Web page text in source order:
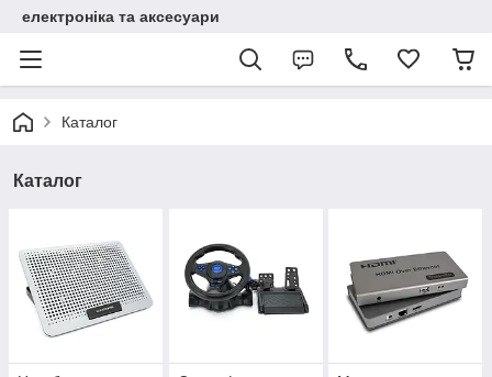
електроніка та аксесуари
Каталог
Каталог